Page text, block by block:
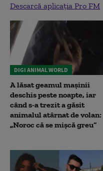
Descarcă aplicația Pro FM
DIGI ANIMAL WORLD
A lăsat geamul mașinii
deschis peste noapte, iar
când s-a trezit a găsit
animalul atârnat de volan:
„Noroc că se mișcă greu”